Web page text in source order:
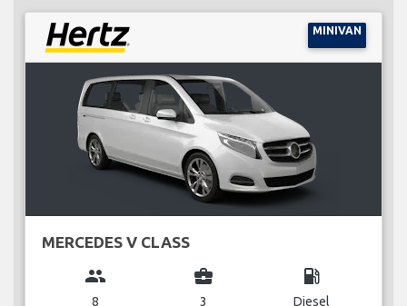
MINIVAN
MERCEDES V CLASS
group
8
business_center
3
local_gas_station
Diesel